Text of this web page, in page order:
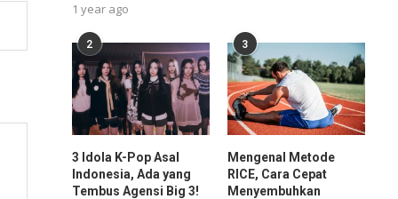
1 year ago
2
3 Idola K-Pop Asal
Indonesia, Ada yang
Tembus Agensi Big 3!
3
Mengenal Metode
RICE, Cara Cepat
Menyembuhkan